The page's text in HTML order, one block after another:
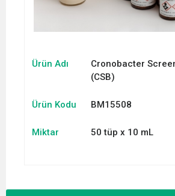
Ürün Adı
Cronobacter
(CSB)
Ürün Kodu BM15508
Miktar 50 tüp x 10 mL